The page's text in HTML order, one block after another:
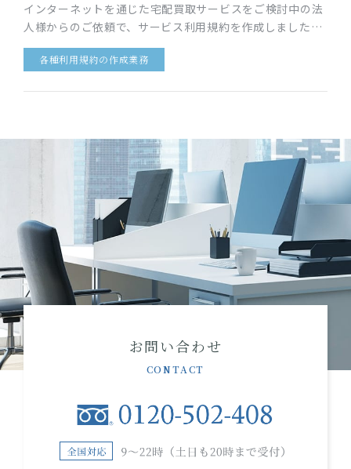
インターネットを通じた宅配買取サービスをご検討中の法
人様からのご依頼で、サービス利用規約を作成しました。
このサービスでは、サービス利用者は、自宅で不要になっ
た品物の買取をインター…
各種利用規約の作成業務
お問い合わせ
CONTACT